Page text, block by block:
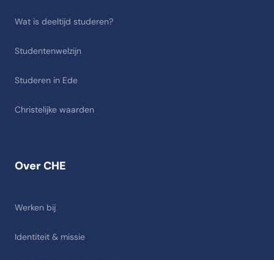
Over CHE
Werken bij
Identiteit & missie
Wat is deeltijd studeren?
Studentenwelzijn
Studeren in Ede
Christelijke waarden